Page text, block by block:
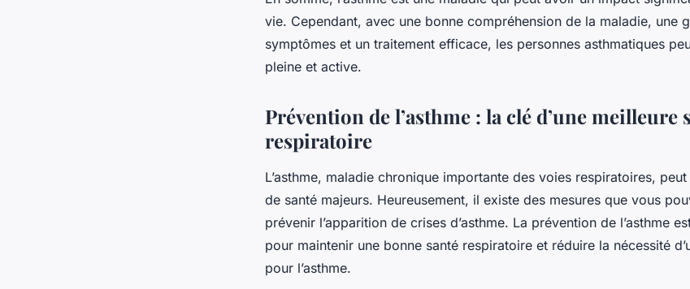
vie. Cependant, avec une bonne compréhension de la maladie, une
symptômes et un traitement efficace, les personnes asthmatiques
pleine et active.
Prévention de l’asthme : la clé d’une meilleure
respiratoire
L’asthme, maladie chronique importante des voies respiratoires,
de santé majeurs. Heureusement, il existe des mesures que vous
prévenir l’apparition de crises d’asthme. La prévention de l’asthme
pour maintenir une bonne santé respiratoire et réduire la nécessité
pour l’asthme.